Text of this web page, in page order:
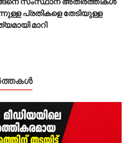
പ്രതികളെ തേടിയുള്ള
മാറി